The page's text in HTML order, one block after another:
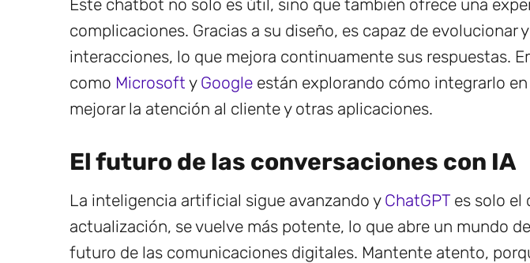
Este chatbot no solo es útil, sino que también ofrece una
complicaciones. Gracias a su diseño, es capaz de evolucionar
interacciones, lo que mejora continuamente sus respuestas.
como Microsoft y Google están explorando cómo integrarlo
mejorar la atención al cliente y otras aplicaciones.
El futuro de las conversaciones con IA
La inteligencia artificial sigue avanzando y ChatGPT es solo el
actualización, se vuelve más potente, lo que abre un mundo
futuro de las comunicaciones digitales. Mantente atento,